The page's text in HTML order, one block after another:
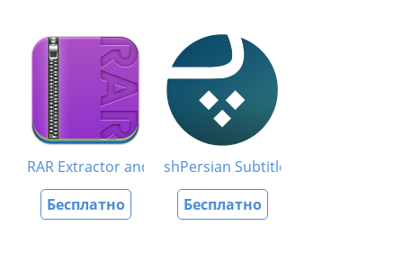
RAR Extractor and Expander
Бесплатно
shPersian Subtitle Fixer
Бесплатно